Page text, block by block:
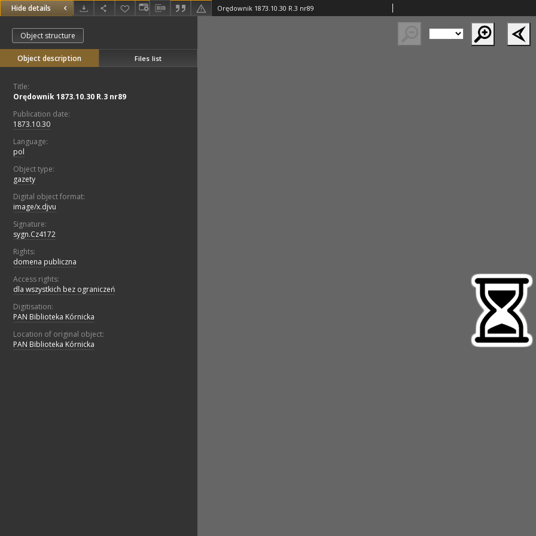
Hide details Orędownik 1873.10.30 R.3 nr89
Object structure
Object description Files list
Title:
Orędownik 1873.10.30 R.3 nr89
Publication date:
1873.10.30
Language:
pol
Object type:
gazety
Digital object format:
image/x.djvu
Signature:
sygn.Cz4172
Rights:
domena publiczna
Access rights:
dla wszystkich bez ograniczeń
Digitisation:
PAN Biblioteka Kórnicka
Location of original object:
PAN Biblioteka Kórnicka